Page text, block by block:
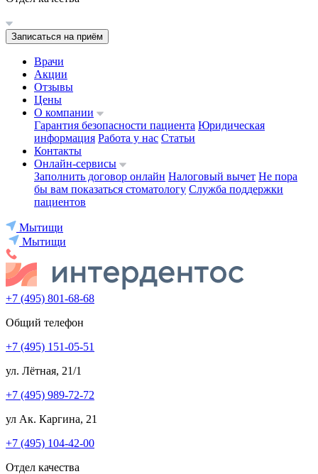
Записаться на приём
Врачи
Акции
Отзывы
Цены
О компании
Гарантия безопасности пациента Юридическая
информация Работа у нас Статьи
Контакты
Онлайн-сервисы
Заполнить договор онлайн Налоговый вычет Не пора
бы вам показаться стоматологу Служба поддержки
пациентов
Мытищи
Мытищи
+7 (495) 801-68-68
Общий телефон
+7 (495) 151-05-51
ул. Лётная, 21/1
+7 (495) 989-72-72
ул Ак. Каргина, 21
+7 (495) 104-42-00
Отдел качества